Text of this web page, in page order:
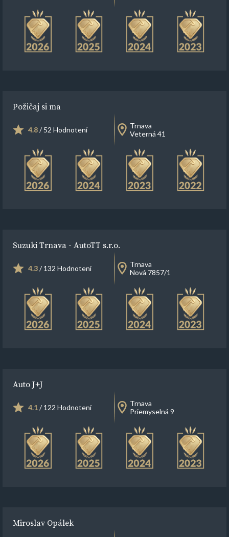
Požičaj si ma
4.8/ 52 Hodnotení
Trnava
Veterná 41
Suzuki Trnava - AutoTT s.r.o.
4.3/ 132 Hodnotení
Trnava
Nová 7857/1
Auto J+J
4.1/ 122 Hodnotení
Trnava
Priemyselná 9
Miroslav Opálek